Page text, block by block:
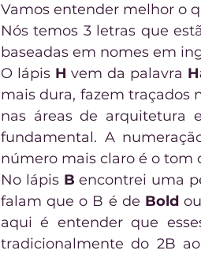
Vamos entender melhor o
Nós temos 3 letras que
baseadas em nomes em
O lápis H vem da palavra
mais dura, fazem traçados
nas áreas de arquitetura
fundamental. A
número mais claro é o tom
No lápis B encontrei uma
falam que o B é de Bold
aqui é entender que
tradicionalmente do 2B